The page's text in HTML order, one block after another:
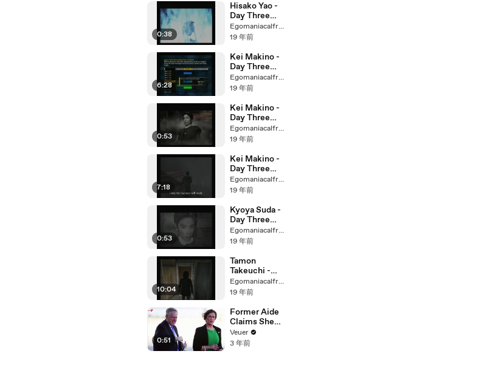
0:38
Hisako Yao -
Day Three
23:30 MovieEgomaniacalfreak
19 年前
6:28
Kei Makino -
Day Three
16:01 2nd
Egomaniacalfreak
19 年前
0:53
Kei Makino -
Day Three
18:05 MovieEgomaniacalfreak
19 年前
7:18
Kei Makino -
Day Three
16:01
Egomaniacalfreak
19 年前
0:53
Kyoya Suda -
Day Three
09:48 MovieEgomaniacalfreak
19 年前
10:04
Tamon
Takeuchi -
Day Three
18:09 2nd
Egomaniacalfreak
19 年前
0:51
Former Aide
Claims She
Was Asked to
Make a ‘Hit
Veuer
3 年前